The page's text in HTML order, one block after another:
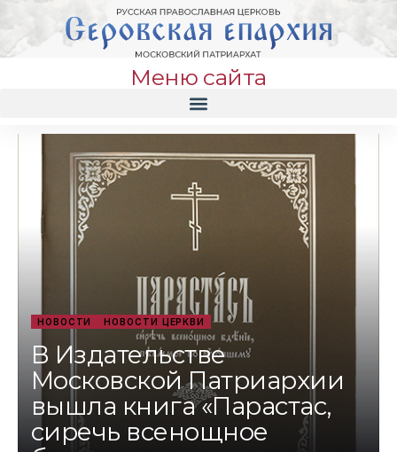
Меню сайта
НОВОСТИ НОВОСТИ ЦЕРКВИ
В Издательстве
Московской Патриархии
вышла книга «Парастас,
сиречь всенощное